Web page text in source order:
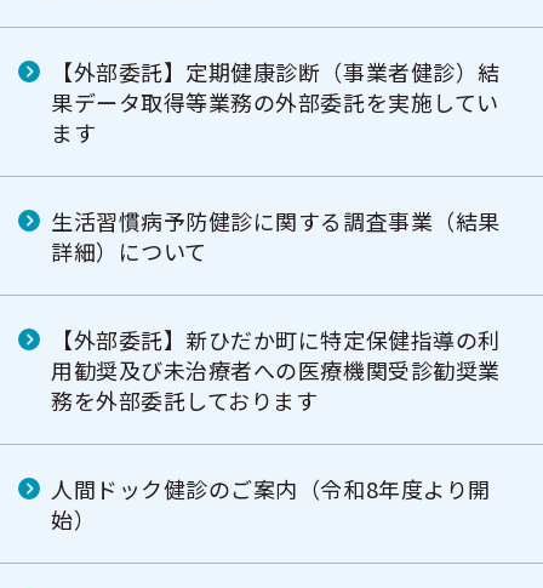
ニ
ー
【外部委託】定期健康診断（事業者健診）結
果データ取得等業務の外部委託を実施してい
ます
生活習慣病予防健診に関する調査事業（結果
詳細）について
【外部委託】新ひだか町に特定保健指導の利
用勧奨及び未治療者への医療機関受診勧奨業
務を外部委託しております
人間ドック健診のご案内（令和8年度より開
始）